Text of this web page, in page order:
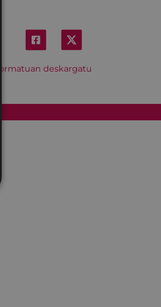
deskargatu